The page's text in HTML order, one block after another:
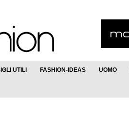
UTILI FASHION-IDEAS UOMO